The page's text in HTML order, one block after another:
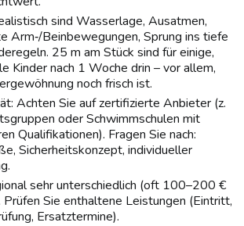
sind Wasserlage, Ausatmen,
Arm‑/Beinbewegungen, Sprung ins tiefe
25 m am Stück sind für einige,
Kinder nach 1 Woche drin – vor allem,
noch frisch ist.
Achten Sie auf zertifizierte Anbieter (z.
oder Schwimmschulen mit
Qualifikationen). Fragen Sie nach:
Sicherheitskonzept, individueller
sehr unterschiedlich (oft 100–200 €
Prüfen Sie enthaltene Leistungen (Eintritt,
Ersatztermine).